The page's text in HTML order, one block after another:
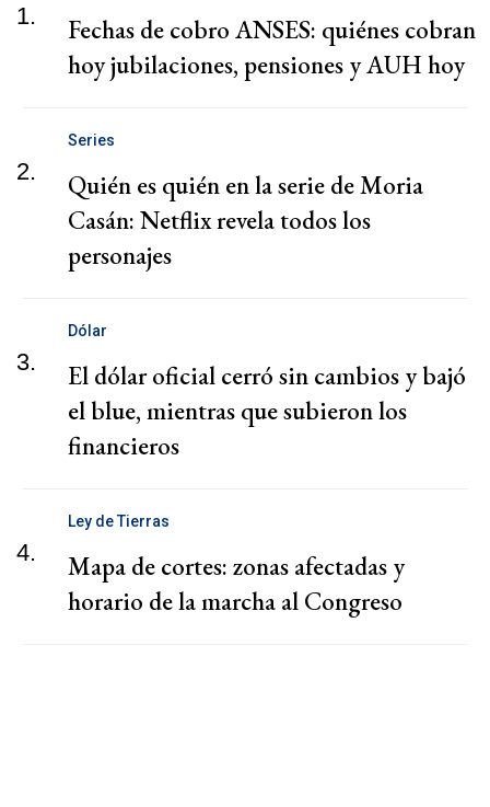
1.
Fechas de cobro ANSES: quiénes cobran
hoy jubilaciones, pensiones y AUH hoy
2.
Series
Quién es quién en la serie de Moria
Casán: Netflix revela todos los
personajes
3.
Dólar
El dólar oficial cerró sin cambios y bajó
el blue, mientras que subieron los
financieros
4.
Ley de Tierras
Mapa de cortes: zonas afectadas y
horario de la marcha al Congreso